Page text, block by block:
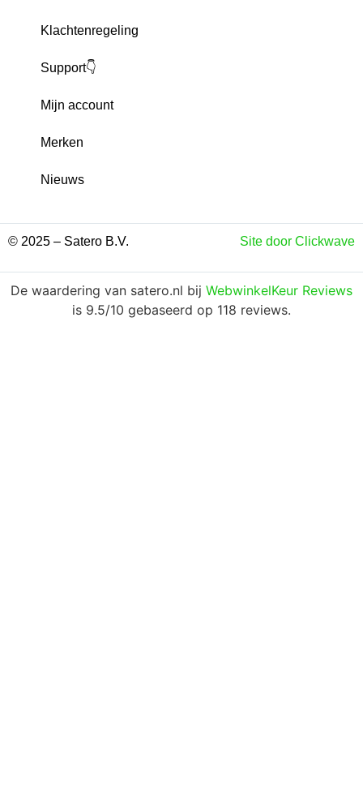
Klachtenregeling
Support👇
Mijn account
Merken
Nieuws
© 2025 – Satero B.V. Site door Clickwave
De waardering van satero.nl bij WebwinkelKeur Reviews
is 9.5/10 gebaseerd op 118 reviews.